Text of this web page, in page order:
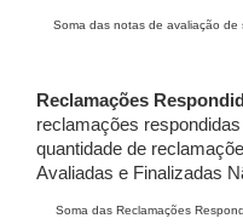
Soma das notas de avaliação de
Reclamações
reclamações
quantidade de
Avaliadas e Finalizadas
Soma das Reclamações